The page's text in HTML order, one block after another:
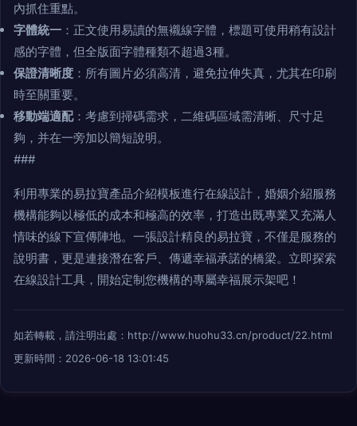
內抓住重點。
字體統一 ：正文使用易讀的無襯線字體，標題可使用稍有設計
感的字體，但全版面字體種類不超過3種。
保證清晰度 ：所有圖片必須高清，避免拉伸失真，尤其在印刷
時至關重要。
移動端適配：考慮到掃碼需求，二維碼區域需清晰、尺寸足
夠，并在一旁加以簡短說明。
###
利用專業的易拉寶產品介紹模板進行在線設計，婚姻介紹服務
機構能夠以極低的成本和極高的效率，打造出既專業又充滿人
情味的線下宣傳陣地。一張設計精良的易拉寶，不僅是服務的
說明書，更是連接潛在客戶、傳遞幸福承諾的橋梁。立即探索
在線設計工具，開始定制您機構的專屬幸福展示架吧！
如若轉載，請注明出處：http://www.huohu33.cn/product/22.html
更新時間：2026-06-18 13:01:45